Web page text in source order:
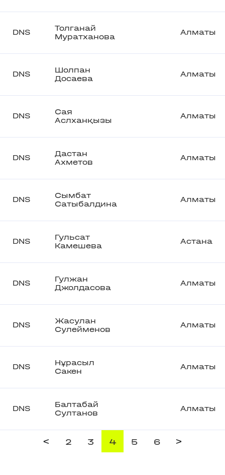
DNS
Толганай
Муратханова
Алматы
DNS
Шолпан
Досаева
Алматы
DNS
Сая
Аслханқызы
Алматы
DNS
Дастан
Ахметов
Алматы
DNS
Сымбат
Сатыбалдина
Алматы
DNS
Гульсат
Камешева
Астана
DNS
Гулжан
Джолдасова
Алматы
DNS
Жасулан
Сулейменов
Алматы
DNS
Нұрасыл
Сакен
Алматы
DNS
Балтабай
Султанов
Алматы
< 2 3 4 5 6 >